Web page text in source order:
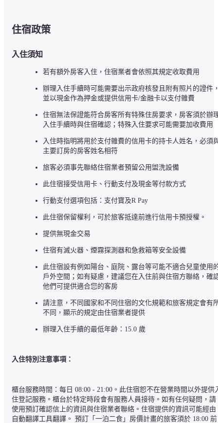
住宿政策
入住須知
若有額外房客入住，住宿業者會依照其規定收取費用
辦理入住手續時可能需要出示政府核發且附有照片的證件
並以現金作為押金或提供信用卡/金融卡以支付雜費
住宿無法保證能符合房客所有特殊住房要求，房客須於辦
入住手續時與住宿確認；特殊入住要求可能需要加收費用
入住時指明將用於支付雜費的信用卡的持卡人姓名，必須
主要訂房的房客姓名相符
旅客必須事先聯絡住宿業者預留公用盥洗設備
此住宿接受信用卡、行動支付及現金等付款方式
行動支付選項包括：支付寶及R Pay
此住宿保留權利，可於旅客抵達前進行信用卡預授權。
提供無現金交易
住宿有滅火器、煙霧探測器和急救箱等安全設備
此住宿設有例如陽台、庭院、露台等可能不適合兒童使用
戶外空間；如有疑慮，建議您在入住前與住宿方聯絡，確
他們可提供適合您的客房
請注意，不同國家和不同住宿的文化規範和旅客規定會有
不同，顯示的規定由住宿業者提供
辦理入住手續的最低年齡：15.0 歲
入住特別注意事項：
櫃台服務時間：每日 08:00 - 21:00。此住宿恕不在營業時間以外提供
住登記服務。櫃台於特定時段會有服務人員接待。如有任何疑問，請
使用預訂確認信上的資訊與住宿業者聯絡。住宿提供的資訊可能經由
自動翻譯工具翻譯。 預訂「一泊二食」房價計畫的旅客須於 18:00 前